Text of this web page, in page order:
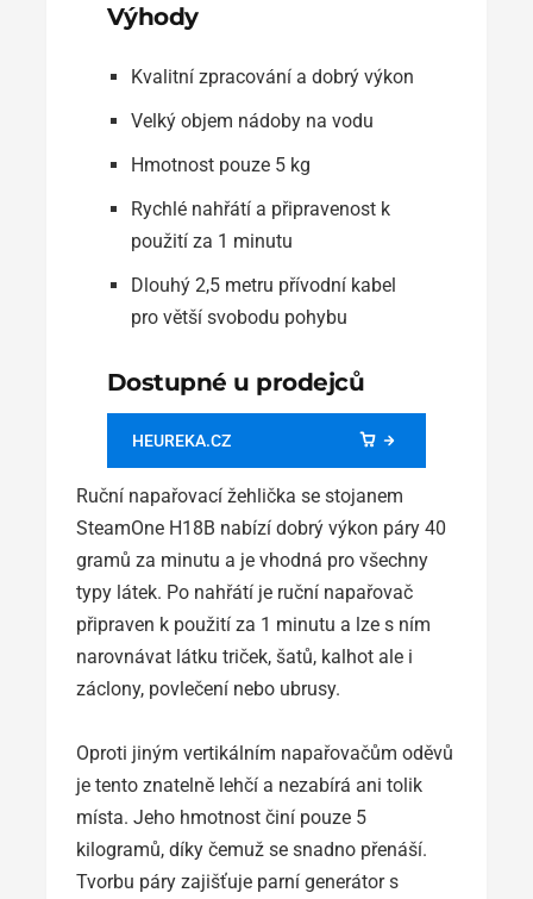
Výhody
Kvalitní zpracování a dobrý výkon
Velký objem nádoby na vodu
Hmotnost pouze 5 kg
Rychlé nahřátí a připravenost k
použití za 1 minutu
Dlouhý 2,5 metru přívodní kabel
pro větší svobodu pohybu
Dostupné u prodejců
HEUREKA.CZ
Ruční napařovací žehlička se stojanem
SteamOne H18B nabízí dobrý výkon páry 40
gramů za minutu a je vhodná pro všechny
typy látek. Po nahřátí je ruční napařovač
připraven k použití za 1 minutu a lze s ním
narovnávat látku triček, šatů, kalhot ale i
záclony, povlečení nebo ubrusy.
Oproti jiným vertikálním napařovačům oděvů
je tento znatelně lehčí a nezabírá ani tolik
místa. Jeho hmotnost činí pouze 5
kilogramů, díky čemuž se snadno přenáší.
Tvorbu páry zajišťuje parní generátor s